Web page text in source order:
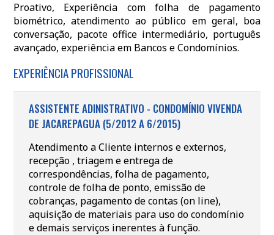
Proativo, Experiência com folha de pagamento
biométrico, atendimento ao público em geral, boa
conversação, pacote office intermediário, português
avançado, experiência em Bancos e Condomínios.
EXPERIÊNCIA PROFISSIONAL
ASSISTENTE ADINISTRATIVO - CONDOMÍNIO VIVENDA
DE JACAREPAGUA (5/2012 A 6/2015)
Atendimento a Cliente internos e externos,
recepção , triagem e entrega de
correspondências, folha de pagamento,
controle de folha de ponto, emissão de
cobranças, pagamento de contas (on line),
aquisição de materiais para uso do condomínio
e demais serviços inerentes à função.